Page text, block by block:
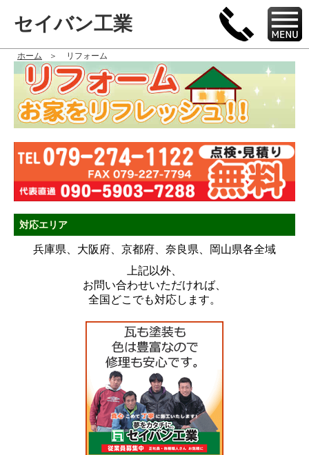
セイバン工業
ホーム リフォーム
対応エリア
兵庫県、大阪府、京都府、奈良県、岡山県各全域
上記以外、
お問い合わせいただければ、
全国どこでも対応します。